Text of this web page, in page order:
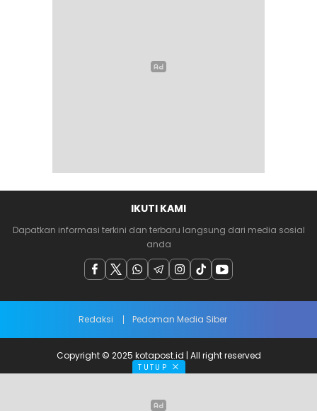
IKUTI KAMI
Dapatkan informasi terkini dan terbaru langsung dari media sosial
anda
Redaksi Pedoman Media Siber
Copyright © 2025 kotapost.id | All right reserved
TUTUP